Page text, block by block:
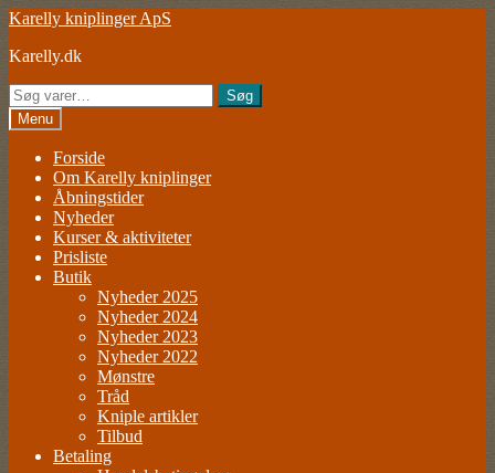
Spring
navigation
Spring
indhold
Karelly kniplinger ApS
Karelly.dk
Søg
efter:
Søg
Menu
Forside
Om Karelly kniplinger
Åbningstider
Nyheder
Kurser & aktiviteter
Prisliste
Butik
Nyheder 2025
Nyheder 2024
Nyheder 2023
Nyheder 2022
Mønstre
Tråd
Kniple artikler
Tilbud
Betaling